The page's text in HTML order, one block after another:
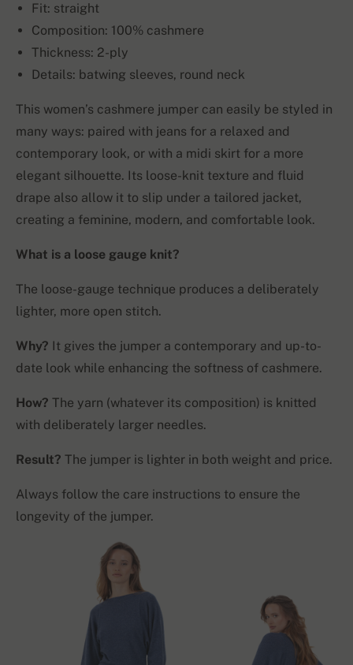
Fit: straight
Composition: 100% cashmere
Thickness: 2-ply
Details: batwing sleeves, round neck
This women’s cashmere jumper can easily be styled in
many ways: paired with jeans for a relaxed and
contemporary look, or with a midi skirt for a more
elegant silhouette. Its loose-knit texture and fluid
drape also allow it to slip under a tailored jacket,
creating a feminine, modern, and comfortable look.
What is a loose gauge knit?
The loose-gauge technique produces a deliberately
lighter, more open stitch.
Why? It gives the jumper a contemporary and up-to-
date look while enhancing the softness of cashmere.
How? The yarn (whatever its composition) is knitted
with deliberately larger needles.
Result? The jumper is lighter in both weight and price.
Always follow the care instructions to ensure the
longevity of the jumper.